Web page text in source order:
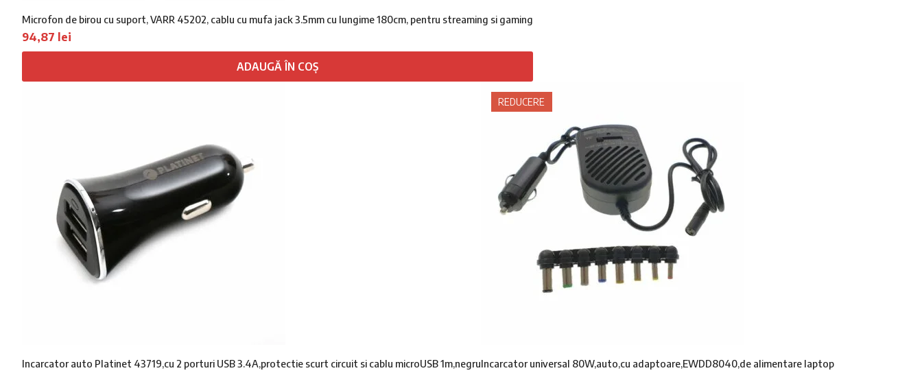
Microfon de birou cu suport, VARR 45202, cablu cu mufa jack 3.5mm cu lungime 180cm, pentru streaming si gaming
94,87 lei
ADAUGĂ ÎN COȘ
Incarcator auto Platinet 43719,cu 2 porturi USB 3.4A,protectie scurt circuit si cablu microUSB 1m,negru
REDUCERE
Incarcator universal 80W,auto,cu adaptoare,EWDD8040,de alimentare laptop